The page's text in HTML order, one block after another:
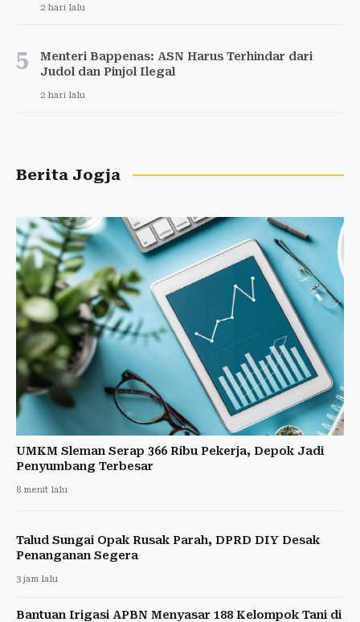
2 hari lalu
5
Menteri Bappenas: ASN Harus Terhindar dari
Judol dan Pinjol Ilegal
2 hari lalu
Berita Jogja
UMKM Sleman Serap 366 Ribu Pekerja, Depok Jadi
Penyumbang Terbesar
8 menit lalu
Talud Sungai Opak Rusak Parah, DPRD DIY Desak
Penanganan Segera
3 jam lalu
Bantuan Irigasi APBN Menyasar 188 Kelompok Tani di